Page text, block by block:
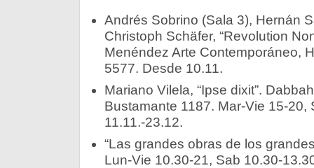
Andrés Sobrino (Sala 3), Hernán
Christoph Schäfer, “Revolution
Menéndez Arte Contemporáneo,
5577. Desde 10.11.
Mariano Vilela, “Ipse dixit”.
Bustamante 1187. Mar-Vie 15-20,
11.11.-23.12.
“Las grandes obras de los
Lun-Vie 10.30-21, Sab 10.30-